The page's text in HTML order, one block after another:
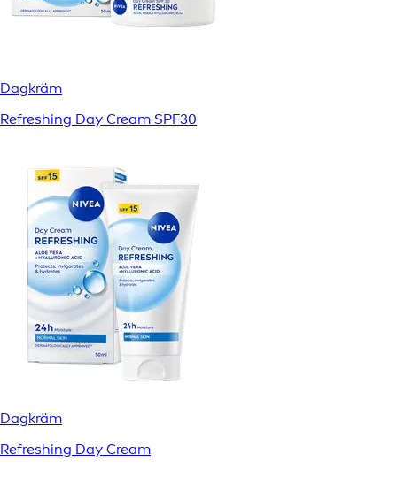
Dagkräm
Refreshing Day Cream SPF30​
Dagkräm
Refreshing Day Cream